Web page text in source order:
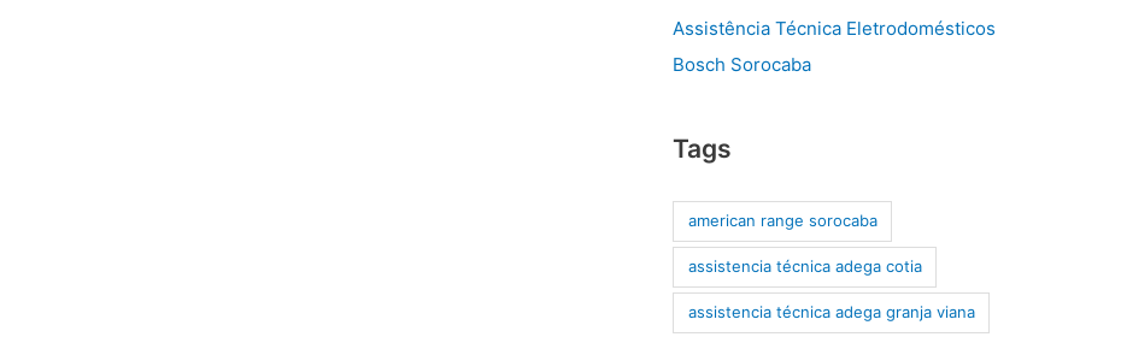
Assistência Técnica Eletrodomésticos
Bosch Sorocaba
Tags
american range sorocaba
assistencia técnica adega cotia
assistencia técnica adega granja viana